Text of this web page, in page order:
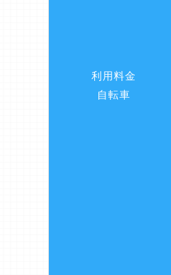
利用料金
自転車